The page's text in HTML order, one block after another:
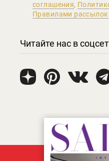
соглашения,
Правилами рассылок
Читайте нас в